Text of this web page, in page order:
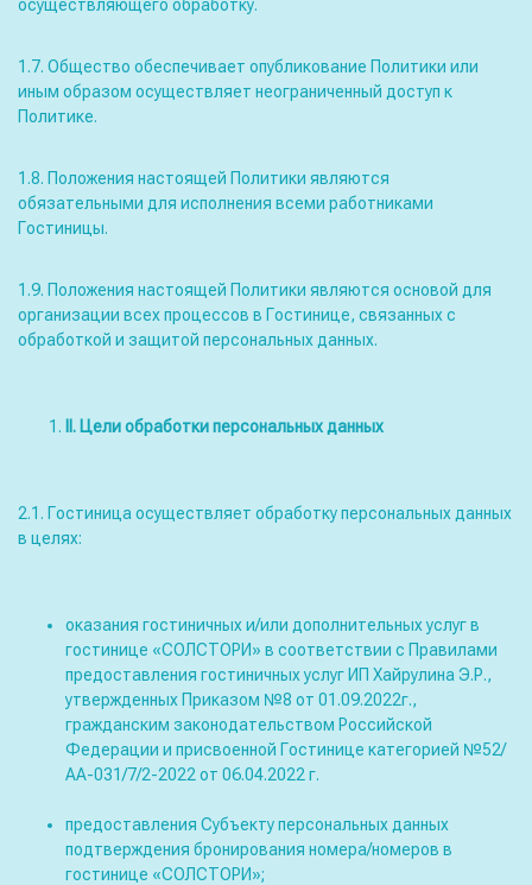
осуществляющего обработку.
1.7. Общество обеспечивает опубликование Политики или
иным образом осуществляет неограниченный доступ к
Политике.
1.8. Положения настоящей Политики являются
обязательными для исполнения всеми работниками
Гостиницы.
1.9. Положения настоящей Политики являются основой для
организации всех процессов в Гостинице, связанных с
обработкой и защитой персональных данных.
. Цели обработки персональных данных
2.1. Гостиница осуществляет обработку персональных данных
в целях:
оказания гостиничных и/или дополнительных услуг в
гостинице «СОЛСТОРИ» в соответствии с Правилами
предоставления гостиничных услуг ИП Хайрулина Э.Р.,
утвержденных Приказом №8 от 01.09.2022г.,
гражданским законодательством Российской
Федерации и присвоенной Гостинице категорией №52/
АА-031/7/2-2022 от 06.04.2022 г.
предоставления Субъекту персональных данных
подтверждения бронирования номера/номеров в
гостинице «СОЛСТОРИ»;